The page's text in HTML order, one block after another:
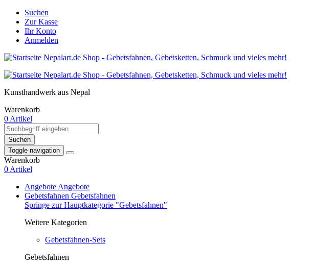
Suchen
Zur Kasse
Ihr Konto
Anmelden
Kunsthandwerk aus Nepal
Warenkorb
0 Artikel
Suchen
Toggle navigation
Warenkorb
0 Artikel
Angebote Angebote
Gebetsfahnen Gebetsfahnen
Springe zur Hauptkategorie "Gebetsfahnen"
Weitere Kategorien
Gebetsfahnen-Sets
Gebetsfahnen